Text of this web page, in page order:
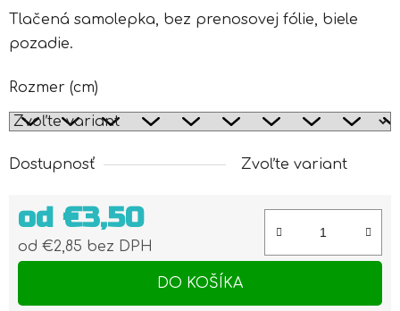
Tlačená samolepka, bez prenosovej fólie, biele
pozadie.
Rozmer (cm)
Dostupnosť Zvoľte variant
od €3,50
od €2,85 bez DPH
DO KOŠÍKA